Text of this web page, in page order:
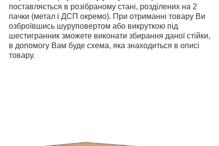
поставляється в розібраному стані, розділених на 2
пачки (метал і ДСП окремо). При отриманні товару Ви
озброївшись шуруповертом або викруткою під
шестигранник зможете виконати збирання даної стійки,
в допомогу Вам буде схема, яка знаходиться в описі
товару.